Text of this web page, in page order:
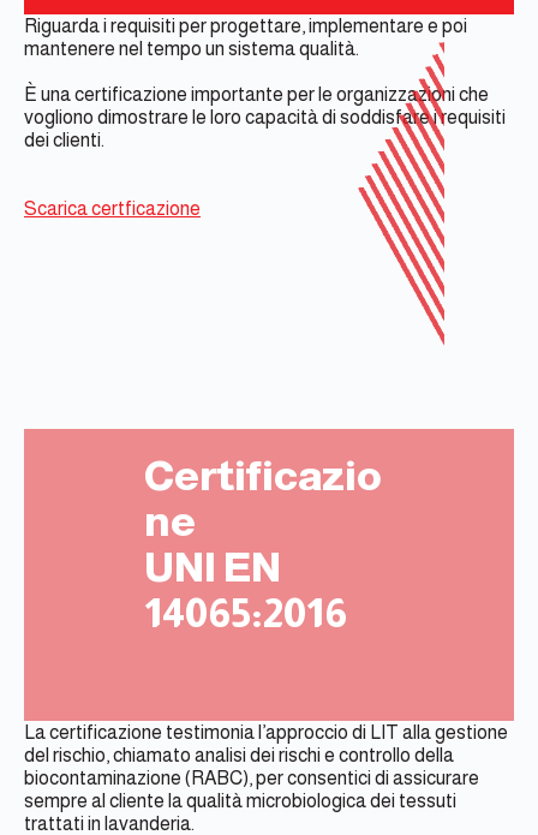
Riguarda i requisiti per progettare, implementare e poi
mantenere nel tempo un sistema qualità.
È una certificazione importante per le organizzazioni che
vogliono dimostrare le loro capacità di soddisfare i requisiti
dei clienti.
Scarica certficazione
Certificazio
ne
UNI EN
14065:2016
La certificazione testimonia l’approccio di LIT alla gestione
del rischio, chiamato analisi dei rischi e controllo della
biocontaminazione (RABC), per consentici di assicurare
sempre al cliente la qualità microbiologica dei tessuti
trattati in lavanderia.